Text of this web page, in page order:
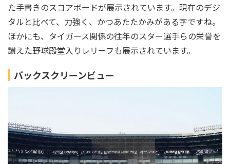
た手書きのスコアボードが展示されています。現在のデジ
タルと比べて、力強く、かつあたたかみがある字ですね。
ほかにも、タイガース関係の往年のスター選手らの栄誉を
讃えた野球殿堂入りレリーフも展示されています。
バックスクリーンビュー